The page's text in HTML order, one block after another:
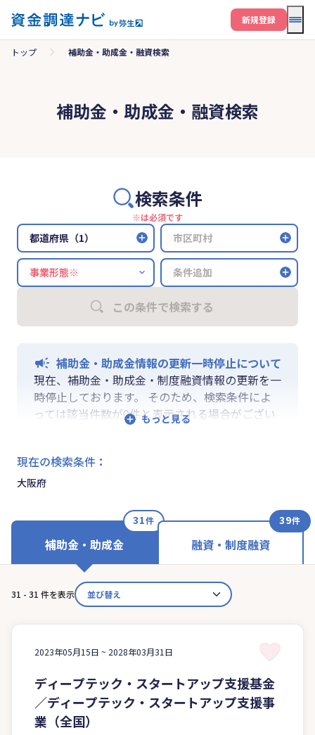
メ
新規登録
トップ 補助金・助成金・融資検索
補助金・助成金・融資検索
検索条件
※は必須です
都道府県（1） 市区町村
条件追加
この条件で検索する
補助金・助成金情報の更新一時停止について
現在、補助金・助成金・制度融資情報の更新を一
時停止しております。 そのため、検索条件によ
っては該当件数が0件と表示される場合がござい
ます。 ご迷惑をおかけしますが、更新再開まで
なお、融資情報、ならびに「学ぶ」「作る」「相
談する」の各機能は通常通りご利用いただけま
現在の検索条件 ：
大阪府
補助金・助成金
31件
融資・制度融資
39件
31 - 31 件を表示
2023年05月15日 ~ 2028年03月31日
ディープテック・スタートアップ支援基金
／ディープテック・スタートアップ支援事
業（全国）